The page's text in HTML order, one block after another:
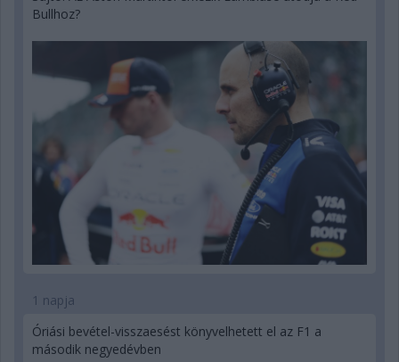
Bullhoz?
1 napja
Óriási bevétel-visszaesést könyvelhetett el az F1 a
második negyedévben